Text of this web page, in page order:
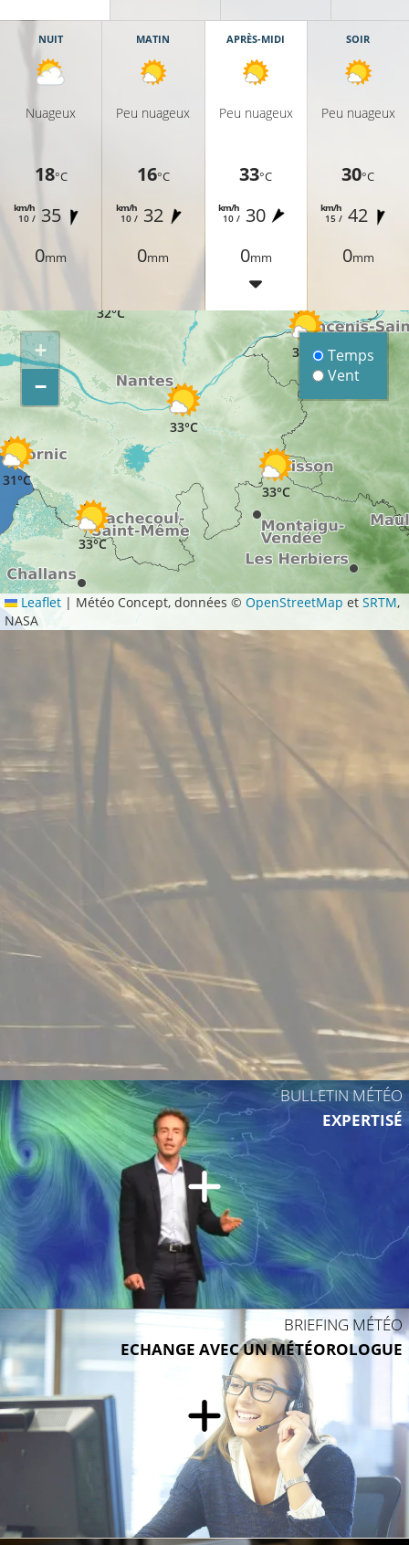
NUIT
Nuageux
18°C
10 /
km/h 35
0mm
MATIN
Peu nuageux
16°C
10 /
km/h 32
0mm
APRÈS-MIDI
Peu nuageux
33°C
10 /
km/h 30
0mm
SOIR
Peu nuageux
30°C
15 /
km/h 42
0mm
33°C
32°C
32°C
33°C
33°C
33°C
31°C
+
−
Temps
Vent
Leaflet | Météo Concept, données ©OpenStreetMap etSRTM,
NASA
BULLETIN MÉTÉO
EXPERTISÉ
BRIEFING MÉTÉO
ECHANGE AVEC UN MÉTÉOROLOGUE